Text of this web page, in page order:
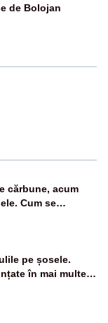
de Bolojan
cărbune, acum
Cum se
energetică
pe șosele.
în mai multe